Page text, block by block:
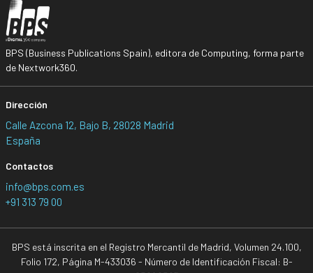
BPS (Business Publications Spain), editora de Computing, forma parte
de Nextwork360.
Dirección
Calle Azcona 12, Bajo B, 28028 Madrid
España
Contactos
info@bps.com.es
+91 313 79 00
BPS está inscrita en el Registro Mercantil de Madrid, Volumen 24.100,
Folio 172, Página M-433036 - Número de Identificación Fiscal: B-